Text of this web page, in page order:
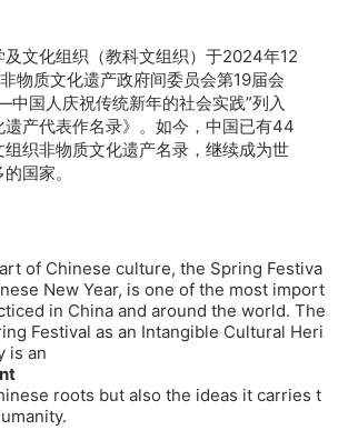
文化组织（教科文组织）于2024年12
物质文化遗产政府间委员会第19届会
国人庆祝传统新年的社会实践”列入
遗产代表作名录》。如今，中国已有44
织非物质文化遗产名录，继续成为世
国家。
of Chinese culture, the Spring Festiva
New Year, is one of the most import
in China and around the world. The
Festival as an Intangible Cultural Heri
is an
roots but also the ideas it carries t